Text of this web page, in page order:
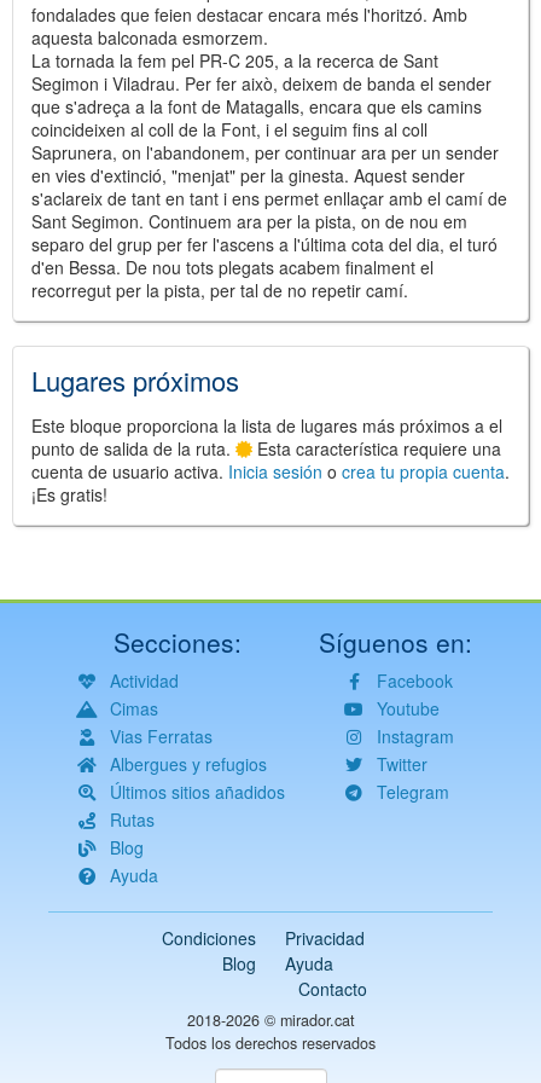
fondalades que feien destacar encara més l'horitzó. Amb
aquesta balconada esmorzem.
La tornada la fem pel PR-C 205, a la recerca de Sant
Segimon i Viladrau. Per fer això, deixem de banda el sender
que s'adreça a la font de Matagalls, encara que els camins
coincideixen al coll de la Font, i el seguim fins al coll
Saprunera, on l'abandonem, per continuar ara per un sender
en vies d'extinció, "menjat" per la ginesta. Aquest sender
s'aclareix de tant en tant i ens permet enllaçar amb el camí de
Sant Segimon. Continuem ara per la pista, on de nou em
separo del grup per fer l'ascens a l'última cota del dia, el turó
d'en Bessa. De nou tots plegats acabem finalment el
recorregut per la pista, per tal de no repetir camí.
Lugares próximos
Este bloque proporciona la lista de lugares más próximos a el
punto de salida de la ruta.
Esta característica requiere una
cuenta de usuario activa. Inicia sesión o crea tu propia cuenta.
¡Es gratis!
Secciones:
Actividad
Cimas
Vias Ferratas
Albergues y refugios
Últimos sitios añadidos
Rutas
Blog
Ayuda
Síguenos en:
Facebook
Youtube
Instagram
Twitter
Telegram
Condiciones
Privacidad
Blog
Ayuda
Contacto
2018-2026 © mirador.cat
Todos los derechos reservados
Select